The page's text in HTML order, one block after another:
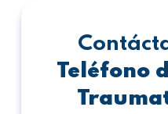
Teléfono